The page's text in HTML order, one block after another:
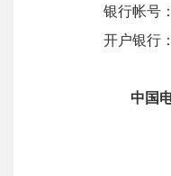
银行帐号：
开户银行
中国